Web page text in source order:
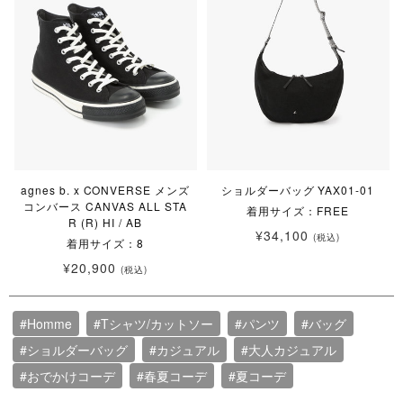
agnes b. x CONVERSE メンズ
コンバース CANVAS ALL STA
R (R) HI / AB
着用サイズ：8
¥20,900 (税込)
ショルダーバッグ YAX01-01
着用サイズ：FREE
¥34,100 (税込)
#Homme #Tシャツ/カットソー #パンツ
#バッグ
#ショルダーバッグ
#カジュアル
#大人カジュアル
#おでかけコーデ
#春夏コーデ #夏コーデ